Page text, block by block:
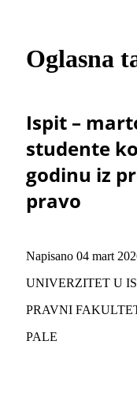
Oglasna
Ispit –
studente
godinu iz
pravo
Napisano 04 mart
UNIVERZITET U
PRAVNI
PALE